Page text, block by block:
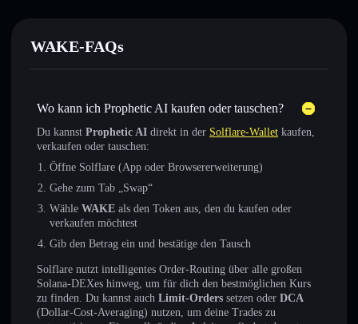
WAKE-FAQs
Wo kann ich Prophetic AI kaufen oder tauschen?
Du kannst Prophetic AI direkt in der Solflare-Wallet kaufen,
verkaufen oder tauschen:
Öffne Solflare (App oder Browsererweiterung)
Gehe zum Tab „Swap“
Wähle WAKE als den Token aus, den du kaufen oder
verkaufen möchtest
Gib den Betrag ein und bestätige den Tausch
Solflare nutzt intelligentes Order-Routing über alle großen
Solana-DEXes hinweg, um für dich den bestmöglichen Kurs
zu finden. Du kannst auch Limit-Orders setzen oder DCA
(Dollar-Cost-Averaging) nutzen, um deine Trades zu